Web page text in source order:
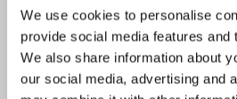
We use cookies to personalise
provide social media features and
We also share information about
our social media, advertising and
Pour répondre à ces exigences,
architectes et des professionnels
reconnus pour la qualité de leur
d’imaginer des demeures
intégrant les tendances et
matière de design,